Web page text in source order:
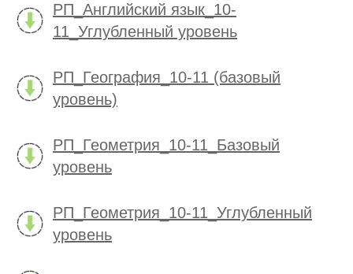
РП_Английский язык_10-
11_Углубленный уровень
РП_География_10-11 (базовый
уровень)
РП_Геометрия_10-11_Базовый
уровень
РП_Геометрия_10-11_Углубленный
уровень